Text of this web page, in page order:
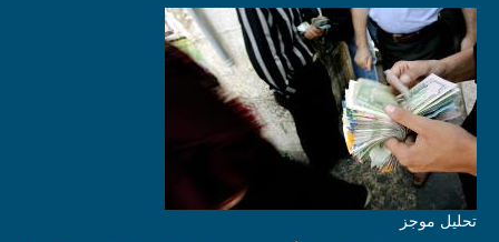
تحليل موجز